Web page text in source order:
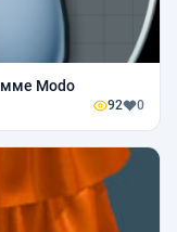
Modo
92 0